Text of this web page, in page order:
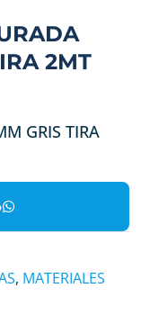
2MT
GRIS TIRA
, MATERIALES